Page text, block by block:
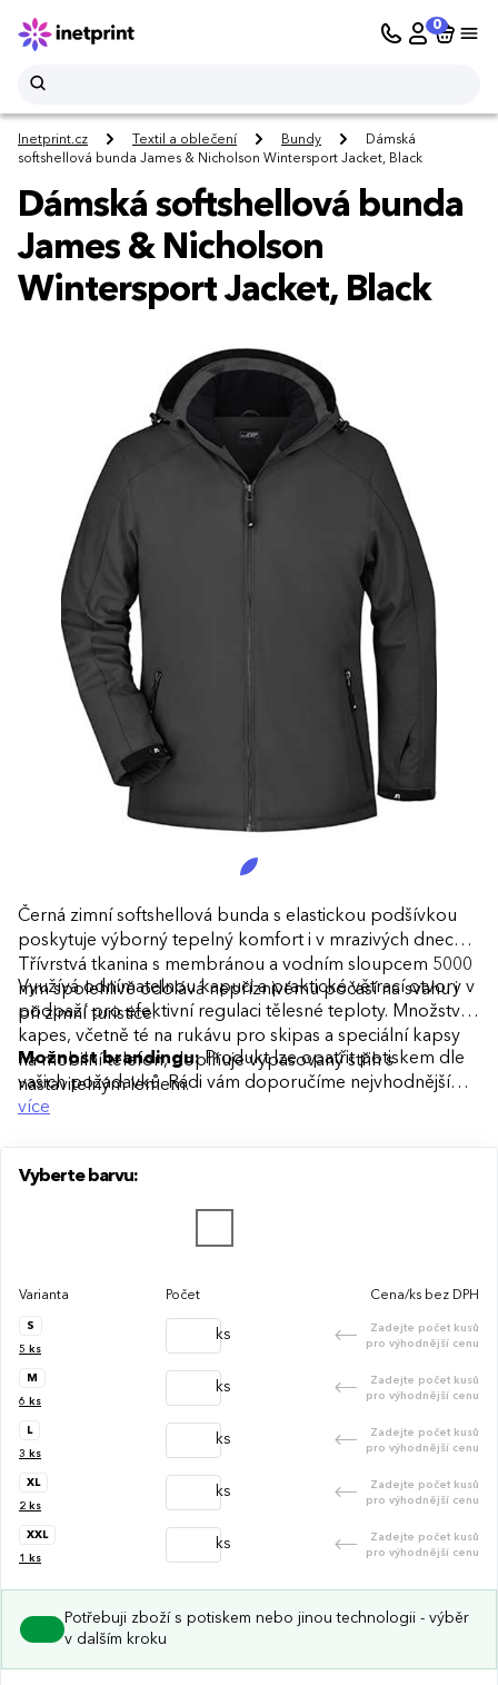
0
Inetprint.cz Textil a oblečení Bundy
Dámská
softshellová bunda James & Nicholson Wintersport Jacket, Black
Dámská softshellová bunda
James & Nicholson
Wintersport Jacket, Black
Černá zimní softshellová bunda s elastickou podšívkou
poskytuje výborný tepelný komfort i v mrazivých dnech.
Třívrstvá tkanina s membránou a vodním sloupcem 5000
mm spolehlivě odolává nepříznivému počasí na svahu i
při zimní turistice.
Využívá odnímatelnou kapuci a praktické větrací otvory v
podpaží pro efektivní regulaci tělesné teploty. Množství
kapes, včetně té na rukávu pro skipas a speciální kapsy
na mobilní telefon, doplňuje vypasovaný střih s
nastavitelným lemem.
Možnost brandingu:Produkt lze opatřit potiskem dle
vašich požadavků. Rádi vám doporučíme nejvhodnější
technologii potisku s ohledem na design i váš rozpočet.
více
Vyberte barvu:
Varianta Počet Cena/ks bez DPH
S
5 ks
ks
Zadejte počet kusů
pro výhodnější cenu
M
6 ks
ks
Zadejte počet kusů
pro výhodnější cenu
L
3 ks
ks
Zadejte počet kusů
pro výhodnější cenu
XL
2 ks
ks
Zadejte počet kusů
pro výhodnější cenu
XXL
1 ks
ks
Zadejte počet kusů
pro výhodnější cenu
Potřebuji zboží s potiskem nebo jinou technologii - výběr
v dalším kroku